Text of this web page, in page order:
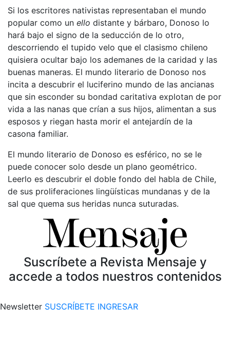
Si los escritores nativistas representaban el mundo
popular como un ello distante y bárbaro, Donoso lo
hará bajo el signo de la seducción de lo otro,
descorriendo el tupido velo que el clasismo chileno
quisiera ocultar bajo los ademanes de la caridad y las
buenas maneras. El mundo literario de Donoso nos
incita a descubrir el luciferino mundo de las ancianas
que sin esconder su bondad caritativa explotan de por
vida a las nanas que crían a sus hijos, alimentan a sus
esposos y riegan hasta morir el antejardín de la
casona familiar.
El mundo literario de Donoso es esférico, no se le
puede conocer solo desde un plano geométrico.
Leerlo es descubrir el doble fondo del habla de Chile,
de sus proliferaciones lingüísticas mundanas y de la
sal que quema sus heridas nunca suturadas.
Suscríbete a Revista Mensaje y
accede a todos nuestros contenidos
Newsletter SUSCRÍBETE INGRESAR